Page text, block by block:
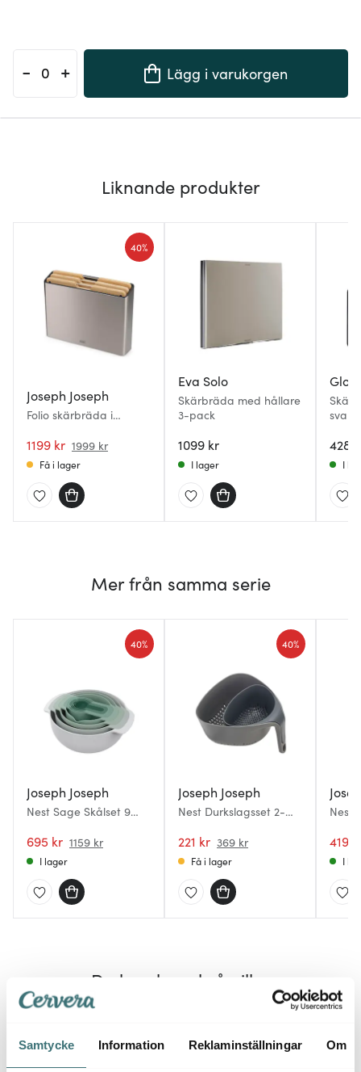
Samtycke Information Reklaminställningar Om
- + Lägg i varukorgen
Liknande produkter
Joseph Joseph
Folio skärbräda i
pack
1199 kr 1999 kr
40%
Få i lager
Eva Solo
Skärbräda med hållare
3-pack
1099 kr
I lager
svart
428
I
Mer från samma serie
Joseph Joseph
Nest Sage Skålset 9
695 kr 1159 kr
40%
I lager
Joseph Joseph
Nest Durkslagsset 2-
221 kr 369 kr
40%
Få i lager
Nest
419
I
Du kanske också gillar
25%